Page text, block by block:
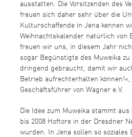
ausstatten. Die Vorsitzenden des
freuen sich daher sehr über die
Kulturschaffende in Jena kennen
Weihnachtskalender natürlich von
freuen wir uns, in diesem Jahr
sogar Begünstigte des Muweika zu
dringend gebraucht, damit wir
Betrieb aufrechterhalten
Geschäftsführer von Wagner e.V.
Die Idee zum Muweika stammt aus
bis 2008 Hoftore in der Dresdner
wurden. In Jena sollen so soziales